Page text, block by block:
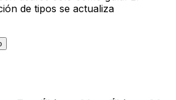
de tipos se actualiza